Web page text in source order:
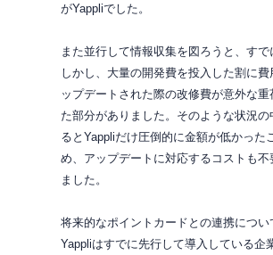
がYappliでした。
また並行して情報収集を図ろうと、す
しかし、大量の開発費を投入した割に
ップデートされた際の改修費が意外な
た部分がありました。そのような状況
るとYappliだけ圧倒的に金額が低かっ
め、アップデートに対応するコストも
ました。
将来的なポイントカードとの連携につ
Yappliはすでに先行して導入している企